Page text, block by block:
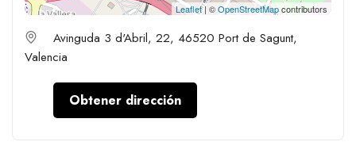
Leaflet| ©OpenStreetMapcontributors
Avinguda 3 d'Abril, 22, 46520 Port de Sagunt,
Valencia
Obtener dirección